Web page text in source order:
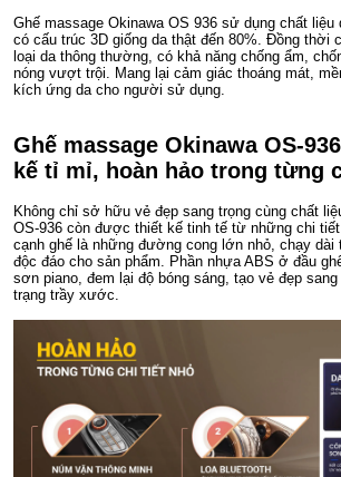
Ghế massage Okinawa OS 936 sử dụng chất liệu
có cấu trúc 3D giống da thật đến 80%. Đồng thời
loại da thông thường, có khả năng chống ẩm,
nóng vượt trội. Mang lại cảm giác thoáng mát,
kích ứng da cho người sử dụng.
Ghế massage Okinawa OS-
kế tỉ mỉ, hoàn hảo trong từng
Không chỉ sở hữu vẻ đẹp sang trọng cùng chất
OS-936 còn được thiết kế tinh tế từ những chi
cạnh ghế là những đường cong lớn nhỏ, chạy dài
độc đáo cho sản phẩm. Phần nhựa ABS ở đầu
sơn piano, đem lại độ bóng sáng, tạo vẻ đẹp
trạng trầy xước.